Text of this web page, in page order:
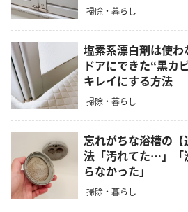
掃除・暮らし
塩素系漂白剤は使
ドアにできた“黒カ
キレイにする方法
掃除・暮らし
忘れがちな浴槽の
法「汚れてた…」「
らなかった」
掃除・暮らし